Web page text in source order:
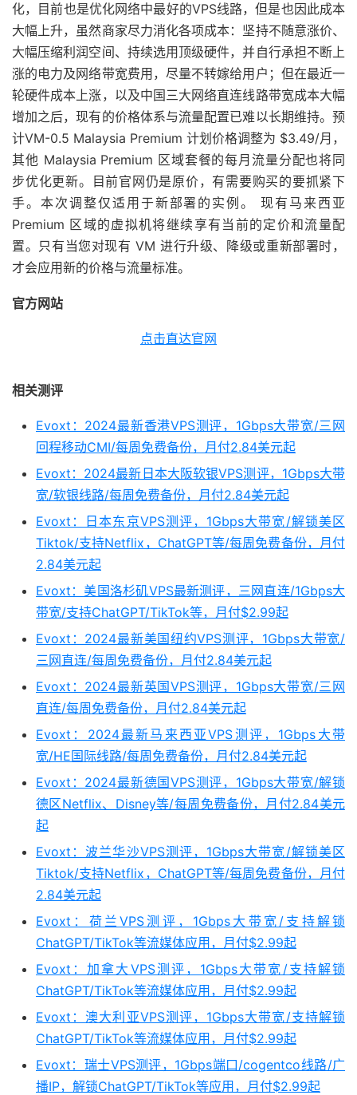
化，目前也是优化网络中最好的VPS线路，但是也因此成本
大幅上升，虽然商家尽力消化各项成本：坚持不随意涨价、
大幅压缩利润空间、持续选用顶级硬件，并自行承担不断上
涨的电力及网络带宽费用，尽量不转嫁给用户；但在最近一
轮硬件成本上涨，以及中国三大网络直连线路带宽成本大幅
增加之后，现有的价格体系与流量配置已难以长期维持。预
计VM-0.5 Malaysia Premium 计划价格调整为 $3.49/月，
其他 Malaysia Premium 区域套餐的每月流量分配也将同
步优化更新。目前官网仍是原价，有需要购买的要抓紧下
手。本次调整仅适用于新部署的实例。 现有马来西亚
Premium 区域的虚拟机将继续享有当前的定价和流量配
置。只有当您对现有 VM 进行升级、降级或重新部署时，
才会应用新的价格与流量标准。
官方网站
点击直达官网
相关测评
Evoxt：2024最新香港VPS测评，1Gbps大带宽/三网
回程移动CMI/每周免费备份，月付2.84美元起
Evoxt：2024最新日本大阪软银VPS测评，1Gbps大带
宽/软银线路/每周免费备份，月付2.84美元起
Evoxt：日本东京VPS测评，1Gbps大带宽/解锁美区
Tiktok/支持Netflix，ChatGPT等/每周免费备份，月付
2.84美元起
Evoxt：美国洛杉矶VPS最新测评，三网直连/1Gbps大
带宽/支持ChatGPT/TikTok等，月付$2.99起
Evoxt：2024最新美国纽约VPS测评，1Gbps大带宽/
三网直连/每周免费备份，月付2.84美元起
Evoxt：2024最新英国VPS测评，1Gbps大带宽/三网
直连/每周免费备份，月付2.84美元起
Evoxt：2024最新马来西亚VPS测评，1Gbps大带
宽/HE国际线路/每周免费备份，月付2.84美元起
Evoxt：2024最新德国VPS测评，1Gbps大带宽/解锁
德区Netflix、Disney等/每周免费备份，月付2.84美元
起
Evoxt：波兰华沙VPS测评，1Gbps大带宽/解锁美区
Tiktok/支持Netflix，ChatGPT等/每周免费备份，月付
2.84美元起
Evoxt：荷兰VPS测评，1Gbps大带宽/支持解锁
ChatGPT/TikTok等流媒体应用，月付$2.99起
Evoxt：加拿大VPS测评，1Gbps大带宽/支持解锁
ChatGPT/TikTok等流媒体应用，月付$2.99起
Evoxt：澳大利亚VPS测评，1Gbps大带宽/支持解锁
ChatGPT/TikTok等流媒体应用，月付$2.99起
Evoxt：瑞士VPS测评，1Gbps端口/cogentco线路/广
播IP，解锁ChatGPT/TikTok等应用，月付$2.99起